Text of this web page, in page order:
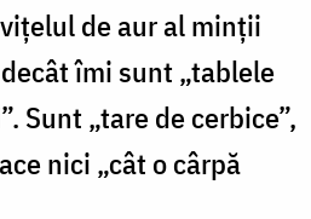
de aur al minții
îmi sunt „tablele
Sunt „tare de cerbice”,
nici „cât o cârpă